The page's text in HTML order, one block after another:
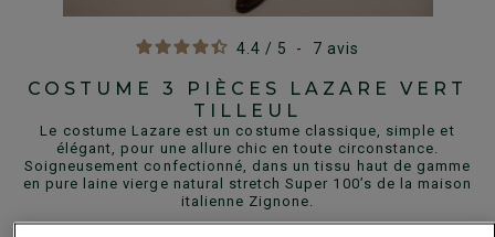
4.4 / 5 - 7 avis
COSTUME 3 PIÈCES LAZARE VERT
TILLEUL
Le costume Lazare est un costume classique, simple et
élégant, pour une allure chic en toute circonstance.
Soigneusement confectionné, dans un tissu haut de gamme
en pure laine vierge natural stretch Super 100’s de la maison
italienne Zignone.